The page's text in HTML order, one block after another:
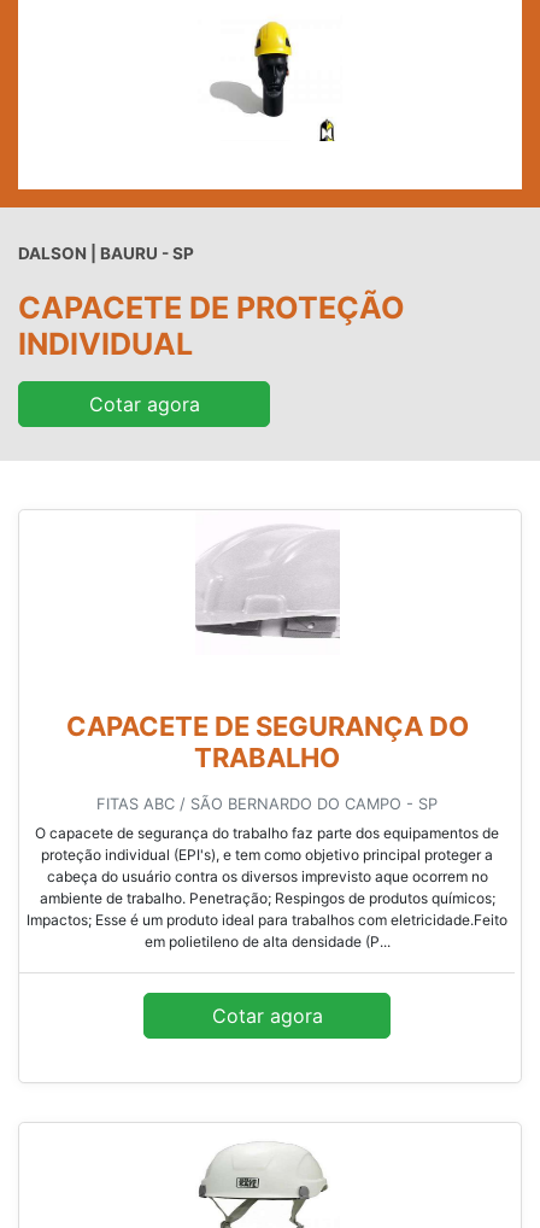
DALSON | BAURU - SP
CAPACETE DE PROTEÇÃO
INDIVIDUAL
Cotar agora
CAPACETE DE SEGURANÇA DO
TRABALHO
FITAS ABC / SÃO BERNARDO DO CAMPO - SP
O capacete de segurança do trabalho faz parte dos equipamentos de
proteção individual (EPI's), e tem como objetivo principal proteger a
cabeça do usuário contra os diversos imprevisto aque ocorrem no
ambiente de trabalho. Penetração; Respingos de produtos químicos;
Impactos; Esse é um produto ideal para trabalhos com eletricidade.Feito
em polietileno de alta densidade (P...
Cotar agora